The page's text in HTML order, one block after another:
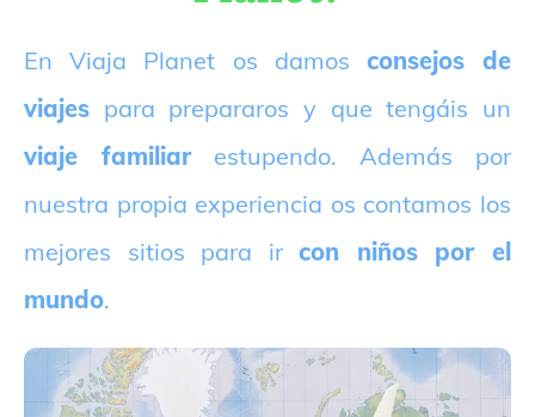
En Viaja Planet os damos consejos de
viajes para prepararos y que tengáis un
viaje familiarestupendo. Además por
nuestra propia experiencia os contamos los
mejores sitios para ircon niños por el
mundo.